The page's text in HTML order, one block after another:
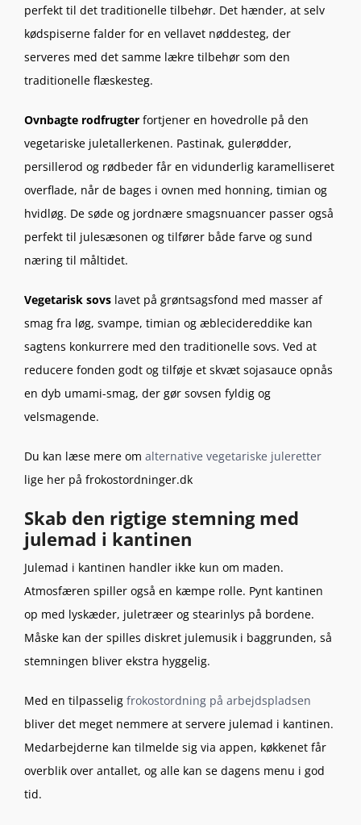
perfekt til det traditionelle tilbehør. Det hænder, at selv
kødspiserne falder for en vellavet nøddesteg, der
serveres med det samme lækre tilbehør som den
traditionelle flæskesteg.
Ovnbagte rodfrugter fortjener en hovedrolle på den
vegetariske juletallerkenen. Pastinak, gulerødder,
persillerod og rødbeder får en vidunderlig karamelliseret
overflade, når de bages i ovnen med honning, timian og
hvidløg. De søde og jordnære smagsnuancer passer også
perfekt til julesæsonen og tilfører både farve og sund
næring til måltidet.
Vegetarisk sovs lavet på grøntsagsfond med masser af
smag fra løg, svampe, timian og æblecidereddike kan
sagtens konkurrere med den traditionelle sovs. Ved at
reducere fonden godt og tilføje et skvæt sojasauce opnås
en dyb umami-smag, der gør sovsen fyldig og
velsmagende.
Du kan læse mere om alternative vegetariske juleretter
lige her på frokostordninger.dk
Skab den rigtige stemning med
julemad i kantinen
Julemad i kantinen handler ikke kun om maden.
Atmosfæren spiller også en kæmpe rolle. Pynt kantinen
op med lyskæder, juletræer og stearinlys på bordene.
Måske kan der spilles diskret julemusik i baggrunden, så
stemningen bliver ekstra hyggelig.
Med en tilpasselig frokostordning på arbejdspladsen
bliver det meget nemmere at servere julemad i kantinen.
Medarbejderne kan tilmelde sig via appen, køkkenet får
overblik over antallet, og alle kan se dagens menu i god
tid.